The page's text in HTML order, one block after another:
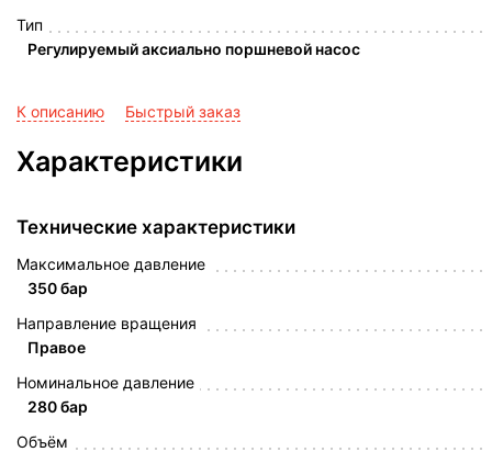
Тип
Регулируемый аксиально поршневой насос
К описанию Быстрый заказ
Характеристики
Технические характеристики
Максимальное давление
350 бар
Направление вращения
Правое
Номинальное давление
280 бар
Объём